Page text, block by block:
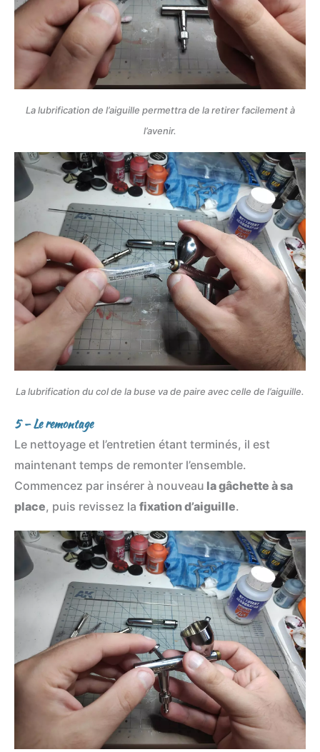
La lubrification de l’aiguille permettra de la retirer facilement à
l’avenir.
La lubrification du col de la buse va de paire avec celle de l’aiguille.
5 – Le remontage
Le nettoyage et l’entretien étant terminés, il est
maintenant temps de remonter l’ensemble.
Commencez par insérer à nouveau la gâchette à sa
place, puis revissez la fixation d’aiguille.